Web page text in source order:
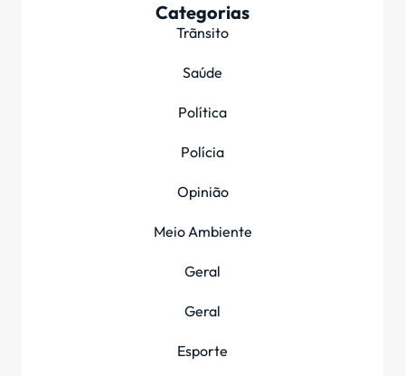
Categorias
Trãnsito
Saúde
Política
Polícia
Opinião
Meio Ambiente
Geral
Geral
Esporte